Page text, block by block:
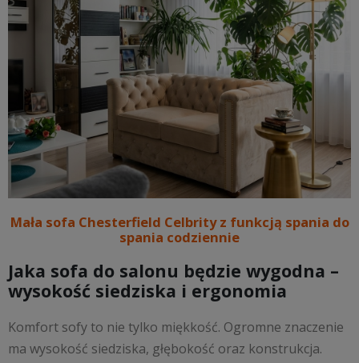
Mała sofa Chesterfield Celbrity z funkcją spania do
spania codziennie
Jaka sofa do salonu będzie wygodna –
wysokość siedziska i ergonomia
Komfort sofy to nie tylko miękkość. Ogromne znaczenie
ma wysokość siedziska, głębokość oraz konstrukcja.